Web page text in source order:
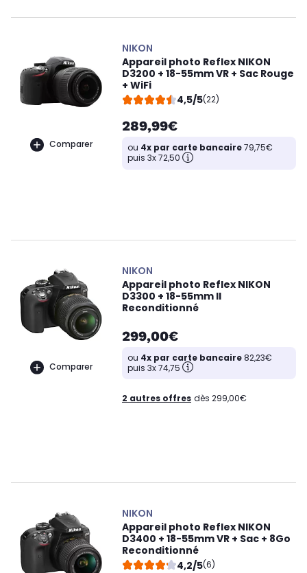
Comparer
NIKON
Appareil photo Reflex NIKON
D3200 + 18-55mm VR + Sac Rouge
+ WiFi
4,5/5(22)
289,99€
ou 4x par carte bancaire79,75€
puis 3x 72,50
Comparer
NIKON
Appareil photo Reflex NIKON
D3300 + 18-55mm II
Reconditionné
299,00€
ou 4x par carte bancaire82,23€
puis 3x 74,75
2 autres offres dès 299,00€
NIKON
Appareil photo Reflex NIKON
D3400 + 18-55mm VR + Sac + 8Go
Reconditionné
4,2/5(6)